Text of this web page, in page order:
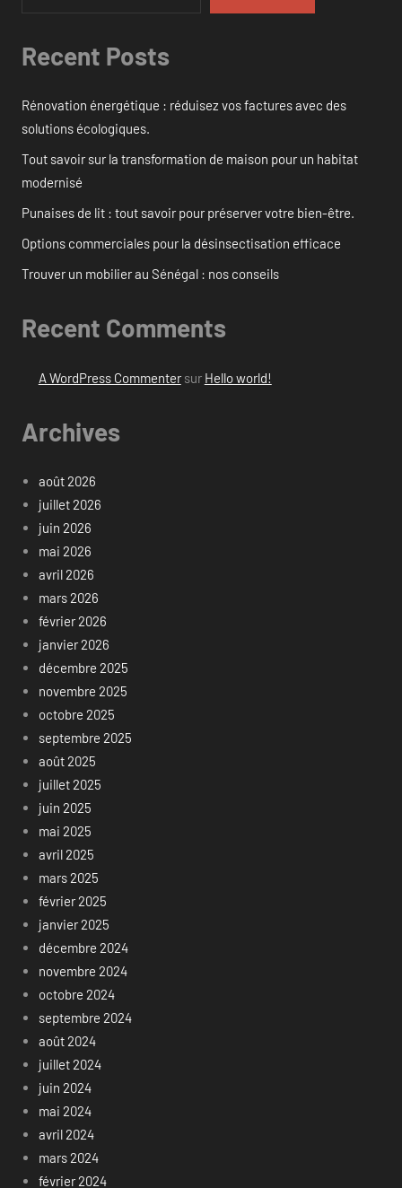
Recent Posts
Rénovation énergétique : réduisez vos factures avec des
solutions écologiques.
Tout savoir sur la transformation de maison pour un habitat
modernisé
Punaises de lit : tout savoir pour préserver votre bien-être.
Options commerciales pour la désinsectisation efficace
Trouver un mobilier au Sénégal : nos conseils
Recent Comments
A WordPress Commentersur Hello world!
Archives
août 2026
juillet 2026
juin 2026
mai 2026
avril 2026
mars 2026
février 2026
janvier 2026
décembre 2025
novembre 2025
octobre 2025
septembre 2025
août 2025
juillet 2025
juin 2025
mai 2025
avril 2025
mars 2025
février 2025
janvier 2025
décembre 2024
novembre 2024
octobre 2024
septembre 2024
août 2024
juillet 2024
juin 2024
mai 2024
avril 2024
mars 2024
février 2024